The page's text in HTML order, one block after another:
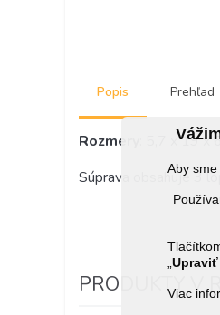
Aby
„
Viac
Popis Prehľad
Rozmery
: 5,7 x 19 x
Súprava obsahuje 3
PRODUKTY V